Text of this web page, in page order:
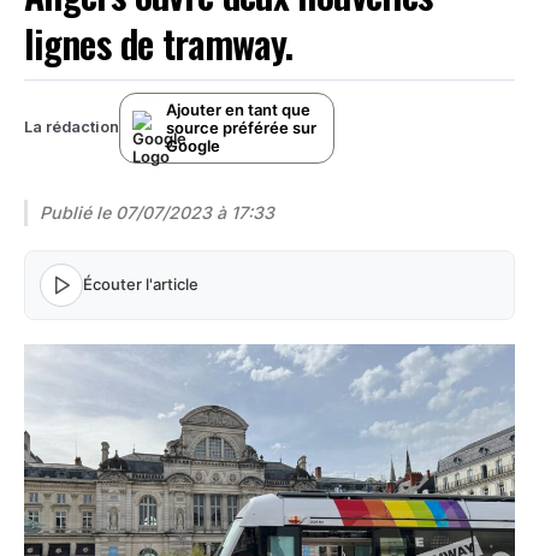
lignes de tramway.
La rédaction
Ajouter en tant que
source préférée sur
Google
Publié le 07/07/2023 à 17:33
Écouter l'article